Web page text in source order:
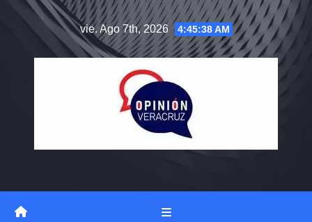
vie. Ago 7th, 2026 4:45:39 AM